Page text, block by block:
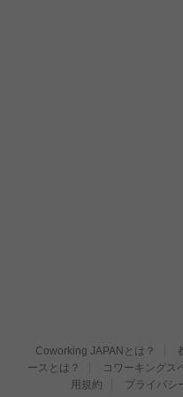
Coworking JAPANとは？
ースとは？
コワーキングス
用規約
プライバシ